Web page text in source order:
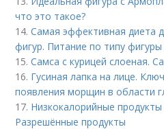
что это такое?
14.Самая эффективная диета
фигур. Питание по типу
15.Самса с курицей слоеная.
16. Гусиная лапка на лице.
появления морщин в области
17. Низкокалорийные продукты
Разрешённые продукты